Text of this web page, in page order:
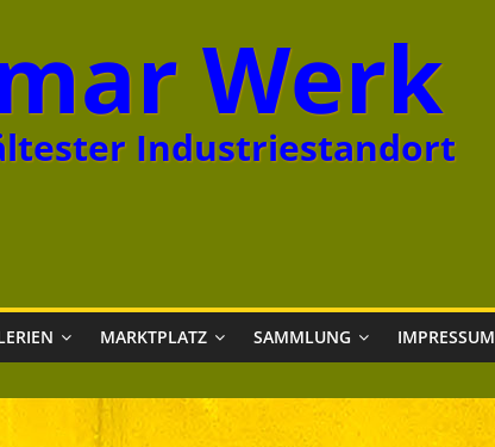
Werk
Industriestandort
MARKTPLATZ SAMMLUNG IMPRESSUM